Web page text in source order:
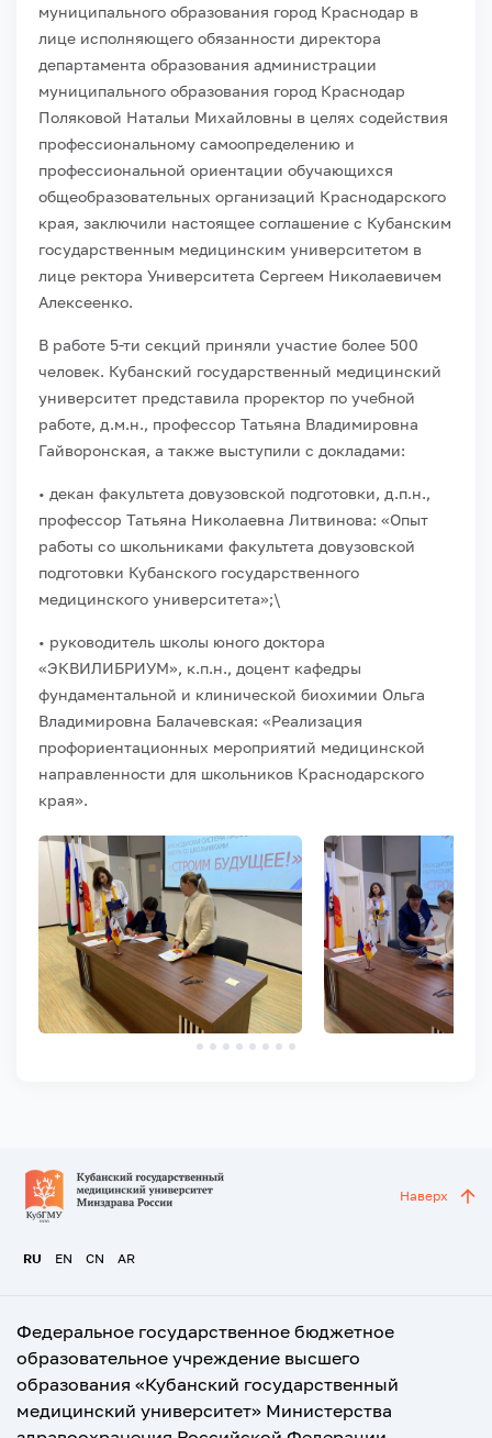
муниципального образования город Краснодар в
лице исполняющего обязанности директора
департамента образования администрации
муниципального образования город Краснодар
Поляковой Натальи Михайловны в целях содействия
профессиональному самоопределению и
профессиональной ориентации обучающихся
общеобразовательных организаций Краснодарского
края, заключили настоящее соглашение с Кубанским
государственным медицинским университетом в
лице ректора Университета Сергеем Николаевичем
Алексеенко.
В работе 5-ти секций приняли участие более 500
человек. Кубанский государственный медицинский
университет представила проректор по учебной
работе, д.м.н., профессор Татьяна Владимировна
Гайворонская, а также выступили с докладами:
• декан факультета довузовской подготовки, д.п.н.,
профессор Татьяна Николаевна Литвинова: «Опыт
работы со школьниками факультета довузовской
подготовки Кубанского государственного
медицинского университета»;\
• руководитель школы юного доктора
«ЭКВИЛИБРИУМ», к.п.н., доцент кафедры
фундаментальной и клинической биохимии Ольга
Владимировна Балачевская: «Реализация
профориентационных мероприятий медицинской
направленности для школьников Краснодарского
края».
RU EN CN AR
Наверх
Федеральное государственное бюджетное
образовательное учреждение высшего
образования «Кубанский государственный
медицинский университет» Министерства